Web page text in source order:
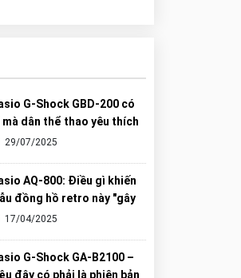
G-Shock GBD-200 có
mà dân thể thao yêu thích
vậy?
29/07/2025
AQ-800: Điều gì khiến
đồng hồ retro này "gây
đến vậy?
17/04/2025
G-Shock GA-B2100 –
đây có phải là phiên bản